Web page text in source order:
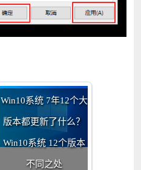
Win10系统 7年12个大
版本都更新了什么？
Win10系统 12个版本
不同之处